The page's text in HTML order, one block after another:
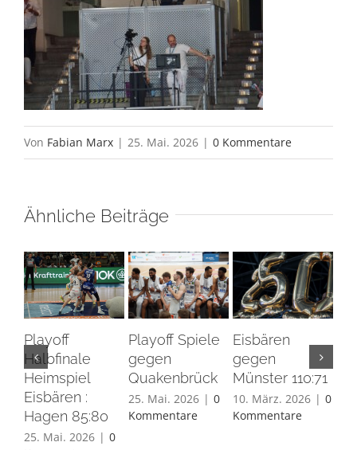
Von Fabian Marx | 25. Mai. 2026 | 0 Kommentare
Ähnliche Beiträge
Playoff
Halbfinale
Heimspiel
Eisbären :
Hagen 85:80
25. Mai. 2026 | 0
Playoff Spiele
gegen
Quakenbrück
25. Mai. 2026 | 0
Kommentare
Eisbären
gegen
Münster 110:71
10. März. 2026 | 0
Kommentare